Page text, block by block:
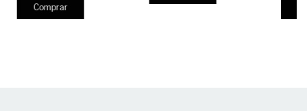
Comprar